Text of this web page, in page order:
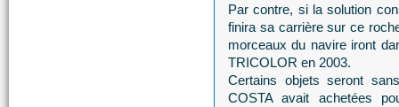
Par contre, si la solution
finira sa carrière sur ce
morceaux du navire iront
TRICOLOR en 2003.
Certains objets seront
COSTA avait achetées